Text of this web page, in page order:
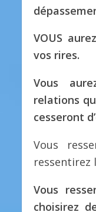
VOUS
vos rires.
Vous
relations
cesseront
Vous
ressentirez
Vous
choisirez